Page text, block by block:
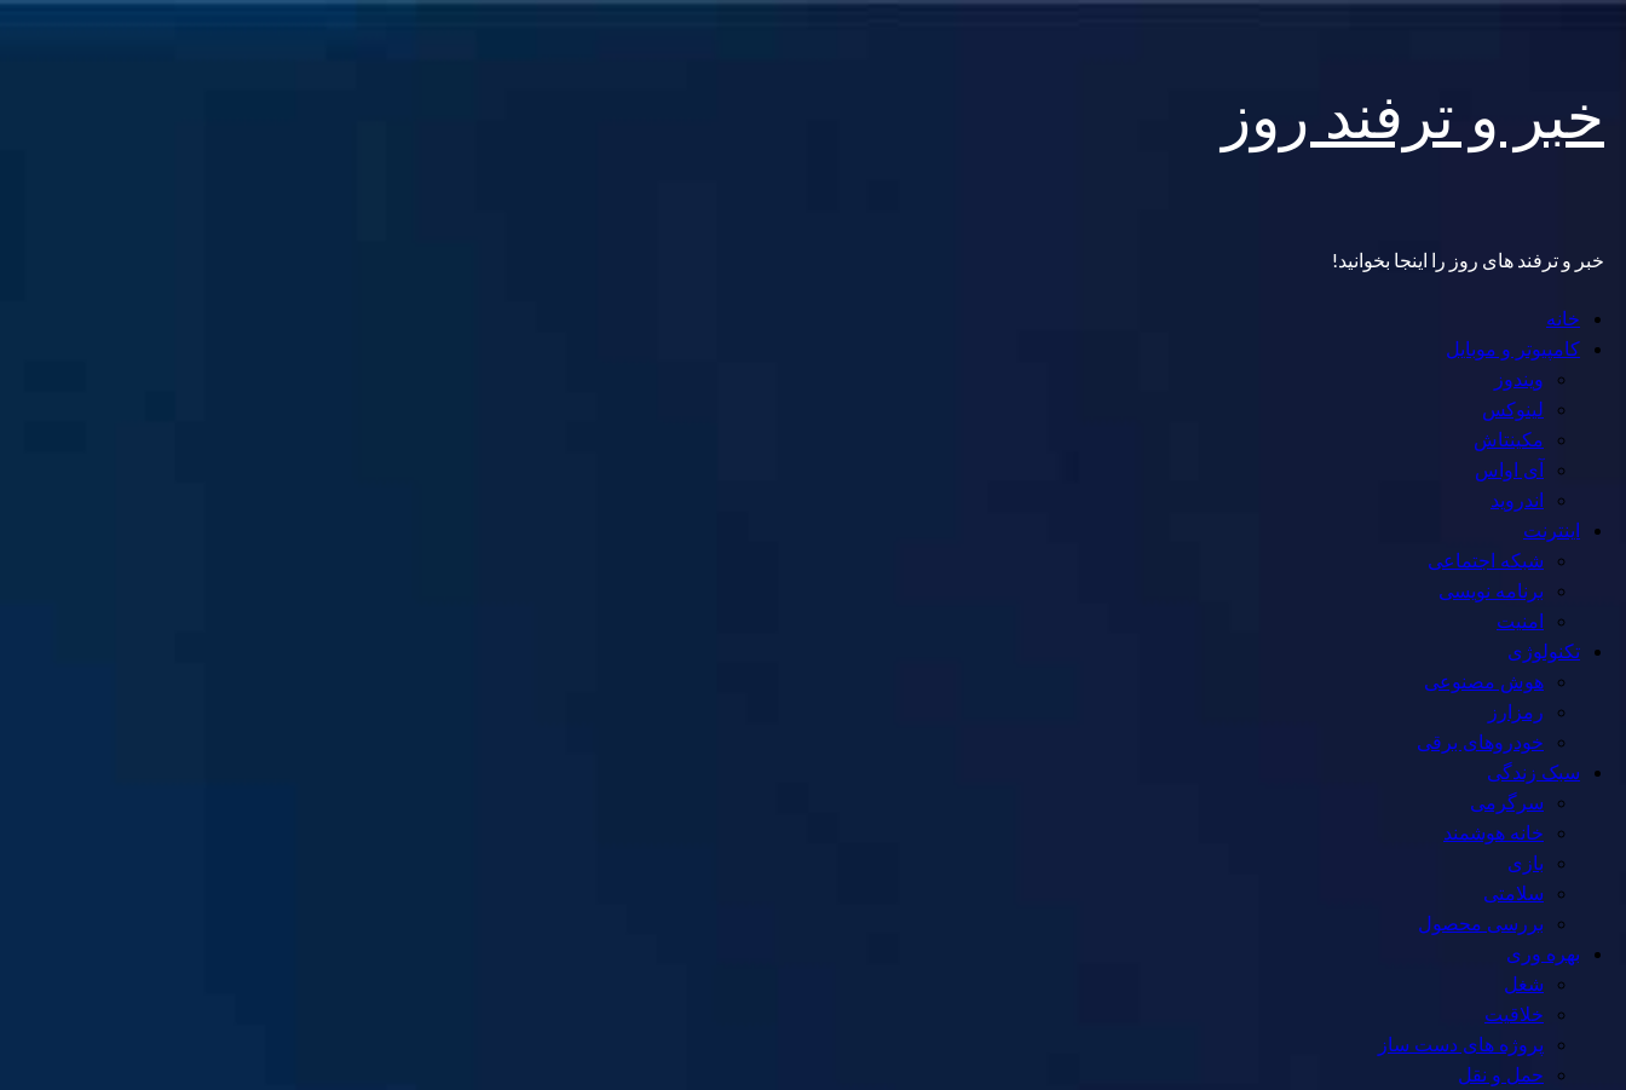
content
خبر و ترفند روز
خبر و ترفند های روز را اینجا بخوانید!
Primary
Menu
خانه
کامپیوتر و موبایل
ویندوز
لینوکس
مکینتاش
آی اواس
اندروید
اینترنت
شبکه اجتماعی
برنامه نویسی
امنیت
تکنولوژی
هوش مصنوعی
رمزارز
خودروهای برقی
سبک زندگی
سرگرمی
خانه هوشمند
بازی
سلامتی
بررسی محصول
بهره وری
شغل
خلاقیت
پروژه های دست ساز
حمل و نقل